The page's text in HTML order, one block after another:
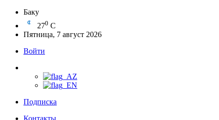
Баку
270 C
Пятница, 7 август 2026
Войти
Подписка
Контакты